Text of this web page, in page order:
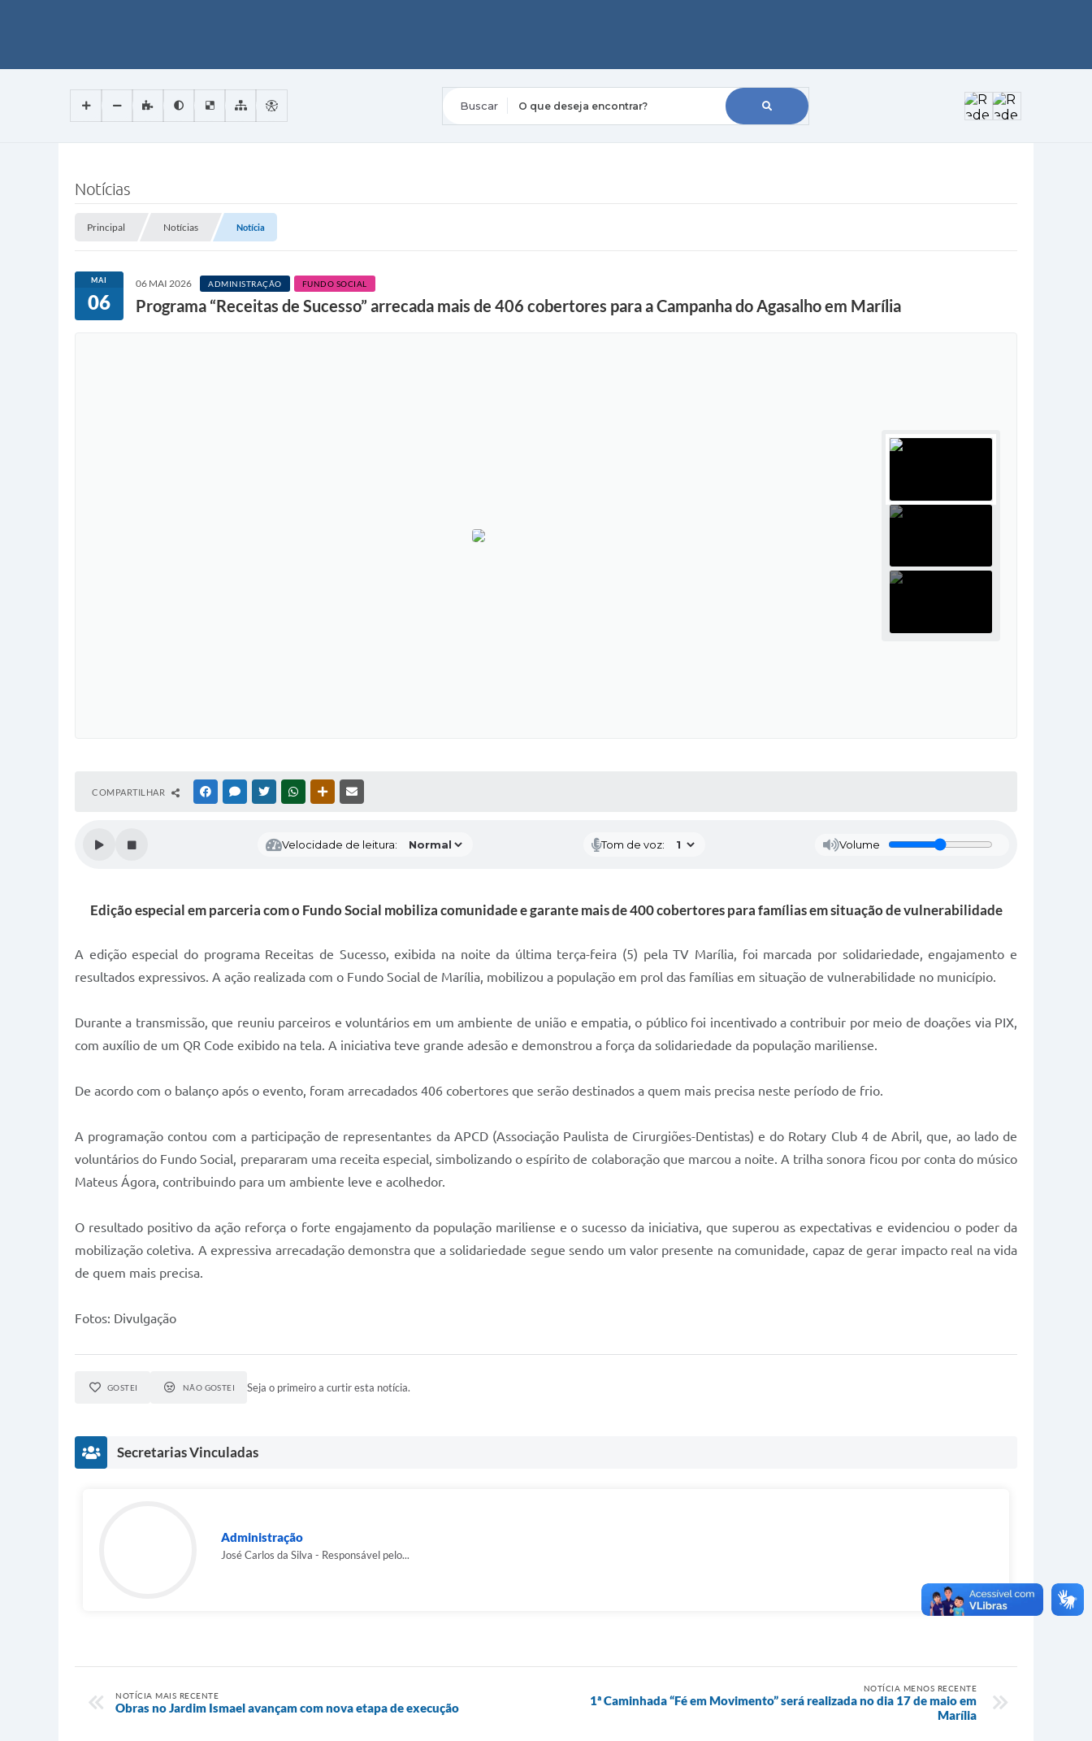
Notícias
Principal Notícias Notícia
MAI
06
06 MAI 2026 ADMINISTRAÇÃO FUNDO SOCIAL
Programa “Receitas de Sucesso” arrecada mais de 406 cobertores para a Campanha do Agasalho em Marília
COMPARTILHAR FACEBOOKMESSENGER
TWITTERWHATSAPPOUTRAS MÍDIAS
Velocidade de leitura: Tom de voz: Volume
Edição especial em parceria com o Fundo Social mobiliza comunidade e garante mais de 400 cobertores para famílias em situação de vulnerabilidade
A edição especial do programa Receitas de Sucesso, exibida na noite da última terça-feira (5) pela TV Marília, foi marcada por solidariedade, engajamento e
resultados expressivos. A ação realizada com o Fundo Social de Marília, mobilizou a população em prol das famílias em situação de vulnerabilidade no município.
Durante a transmissão, que reuniu parceiros e voluntários em um ambiente de união e empatia, o público foi incentivado a contribuir por meio de doações via PIX,
com auxílio de um QR Code exibido na tela. A iniciativa teve grande adesão e demonstrou a força da solidariedade da população mariliense.
De acordo com o balanço após o evento, foram arrecadados 406 cobertores que serão destinados a quem mais precisa neste período de frio.
A programação contou com a participação de representantes da APCD (Associação Paulista de Cirurgiões-Dentistas) e do Rotary Club 4 de Abril, que, ao lado de
voluntários do Fundo Social, prepararam uma receita especial, simbolizando o espírito de colaboração que marcou a noite. A trilha sonora ficou por conta do músico
Mateus Ágora, contribuindo para um ambiente leve e acolhedor.
O resultado positivo da ação reforça o forte engajamento da população mariliense e o sucesso da iniciativa, que superou as expectativas e evidenciou o poder da
mobilização coletiva. A expressiva arrecadação demonstra que a solidariedade segue sendo um valor presente na comunidade, capaz de gerar impacto real na vida
de quem mais precisa.
Fotos: Divulgação
GOSTEI NÃO GOSTEI Seja o primeiro a curtir esta notícia.
Secretarias Vinculadas
Administração
José Carlos da Silva - Responsável pelo...
NOTÍCIA MAIS RECENTE
Obras no Jardim Ismael avançam com nova etapa de execução
NOTÍCIA MENOS RECENTE
1ª Caminhada “Fé em Movimento” será realizada no dia 17 de maio em
Marília